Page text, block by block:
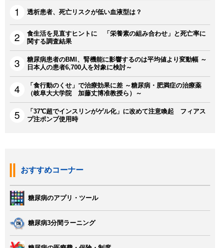
透析患者、死亡リスクが低い血液型は？
食生活を見直すヒントに 「栄養素の組み合わせ」と死亡率に
関する調査結果
糖尿病患者のBMI、腎機能に影響するのは平均値より変動幅 ～
日本人の患者6,700人を対象に検討～
「食行動のくせ」で治療効果に差 ～糖尿病・肥満症の治療薬
（岐阜大大学院 加藤丈博准教授ら）～
「37℃超でインスリンがゲル化」に改めて注意喚起 フィアス
プ注ポンプ使用時
おすすめコーナー
糖尿病のアプリ・ツール
糖尿病3分間ラーニング